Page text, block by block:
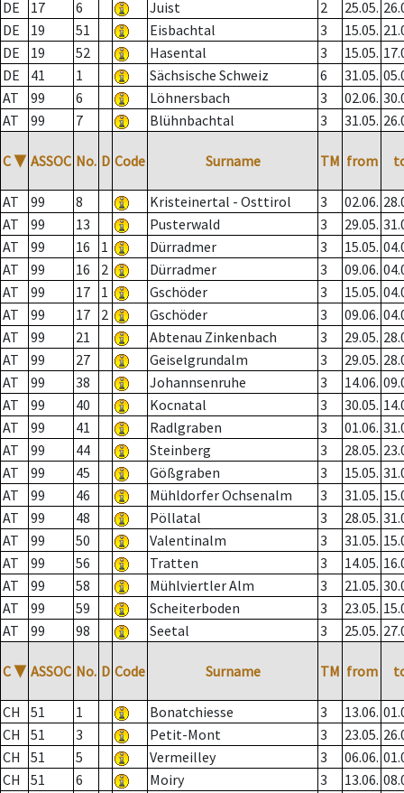
DE 17 6 Juist 2 25.05.
DE
19 51 Eisbachtal 3 15.05.
DE
19 52 Hasental 3 15.05.
DE
41 1 Sächsische Schweiz 6 31.05.
AT
99 6 Löhnersbach 3 02.06.
AT
99 7 Blühnbachtal 3 31.05.
C ▼ ASSOC No. D Code Surname TM from
AT 99 8 Kristeinertal - Osttirol 3 02.06.
AT
99 13 Pusterwald 3 29.05.
AT
99 16 1 Dürradmer 3 15.05.
AT
99 16 2 Dürradmer 3 09.06.
AT
99 17 1 Gschöder 3 15.05.
AT
99 17 2 Gschöder 3 09.06.
AT
99 21 Abtenau Zinkenbach 3 29.05.
AT
99 27 Geiselgrundalm 3 29.05.
AT
99 38 Johannsenruhe 3 14.06.
AT
99 40 Kocnatal 3 30.05.
AT
99 41 Radlgraben 3 01.06.
AT
99 44 Steinberg 3 28.05.
AT
99 45 Gößgraben 3 15.05.
AT
99 46 Mühldorfer Ochsenalm 3 31.05.
AT
99 48 Pöllatal 3 28.05.
AT
99 50 Valentinalm 3 31.05.
AT
99 56 Tratten 3 14.05.
AT
99 58 Mühlviertler Alm 3 21.05.
AT
99 59 Scheiterboden 3 23.05.
AT
99 98 Seetal 3 25.05.
C ▼ ASSOC No. D Code Surname TM from
CH 51 1 Bonatchiesse 3 13.06.
CH
51 3 Petit-Mont 3 23.05.
CH
51 5 Vermeilley 3 06.06.
CH
51 6 Moiry 3 13.06.